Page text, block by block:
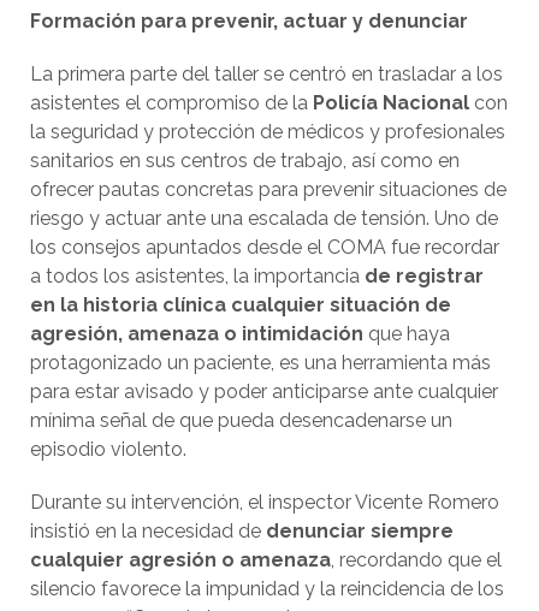
Formación para prevenir, actuar y denunciar
La primera parte del taller se centró en trasladar a los
asistentes el compromiso de la Policía Nacional con
la seguridad y protección de médicos y profesionales
sanitarios en sus centros de trabajo, así como en
ofrecer pautas concretas para prevenir situaciones de
riesgo y actuar ante una escalada de tensión. Uno de
los consejos apuntados desde el COMA fue recordar
a todos los asistentes, la importancia de registrar
en la historia clínica cualquier situación de
agresión, amenaza o intimidación que haya
protagonizado un paciente, es una herramienta más
para estar avisado y poder anticiparse ante cualquier
mínima señal de que pueda desencadenarse un
episodio violento.
Durante su intervención, el inspector Vicente Romero
insistió en la necesidad de denunciar siempre
cualquier agresión o amenaza, recordando que el
silencio favorece la impunidad y la reincidencia de los